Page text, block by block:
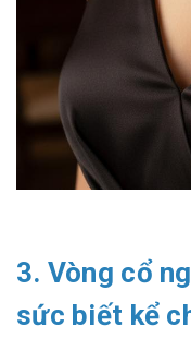
3. Vòng cổ
sức biết kể